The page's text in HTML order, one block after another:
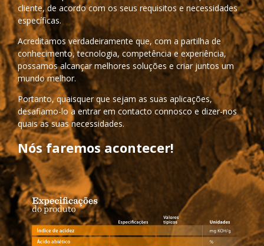
cliente, de acordo com os seus requisitos e necessidades
específicas.
Acreditamos verdadeiramente que, com a partilha de
conhecimento, tecnologia, competência e experiência,
possamos alcançar melhores soluções e criar juntos um
mundo melhor.
Portanto, quaisquer que sejam as suas aplicações,
desafiamo-lo a entrar em contacto connosco e dizer-nos
quais as suas necessidades.
Nós faremos acontecer!